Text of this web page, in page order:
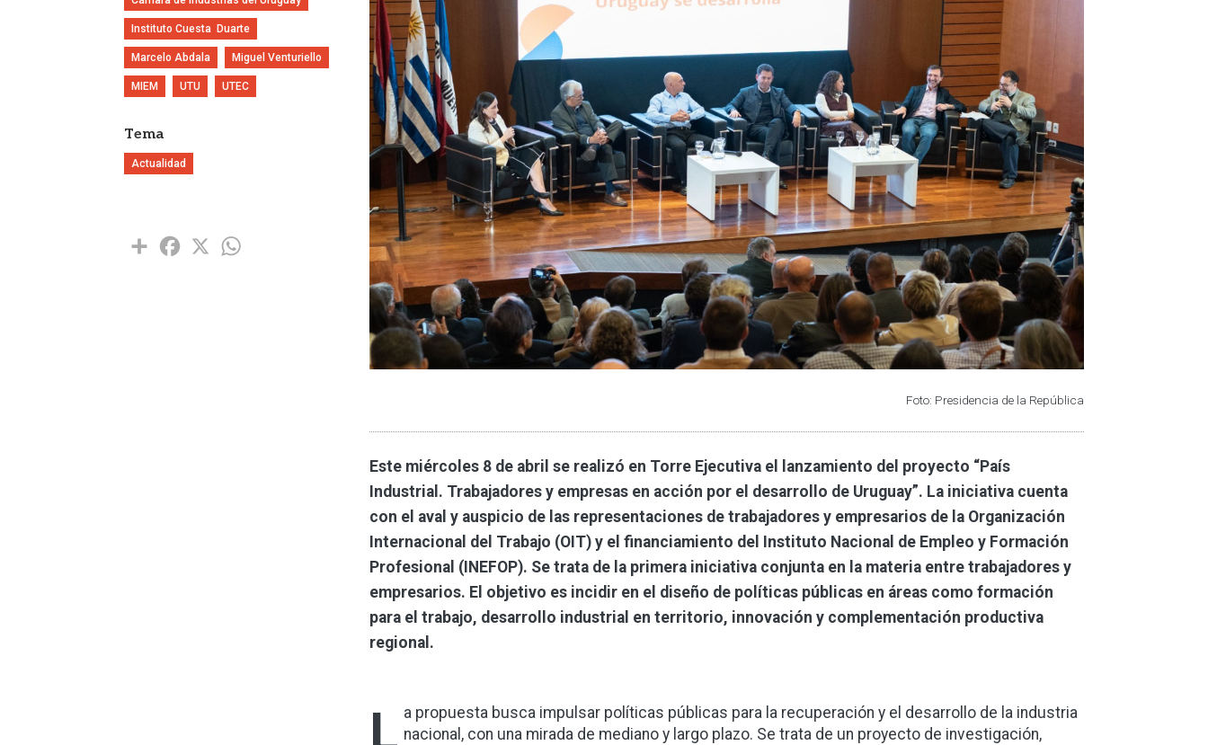
Instituto Cuesta  Duarte
Marcelo Abdala Miguel Venturiello
MIEM UTU UTEC
Tema
Actualidad
Share Facebook
X
Foto: Presidencia de la República
Este miércoles 8 de abril se realizó en Torre Ejecutiva el lanzamiento del proyecto “País
Industrial. Trabajadores y empresas en acción por el desarrollo de Uruguay”. La iniciativa cuenta
con el aval y auspicio de las representaciones de trabajadores y empresarios de la Organización
Internacional del Trabajo (OIT) y el financiamiento del Instituto Nacional de Empleo y Formación
Profesional (INEFOP). Se trata de la primera iniciativa conjunta en la materia entre trabajadores y
empresarios. El objetivo es incidir en el diseño de políticas públicas en áreas como formación
para el trabajo, desarrollo industrial en territorio, innovación y complementación productiva
regional.
L a propuesta busca impulsar políticas públicas para la recuperación y el desarrollo de la industria
nacional, con una mirada de mediano y largo plazo. Se trata de un proyecto de investigación,